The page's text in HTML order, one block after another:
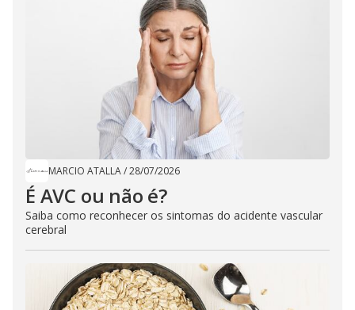
MARCIO ATALLA/28/07/2026
É AVC ou não é?
Saiba como reconhecer os sintomas do acidente vascular
cerebral